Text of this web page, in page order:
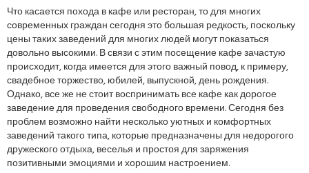
Что касается похода в кафе или ресторан, то для многих
современных граждан сегодня это большая редкость, поскольку
цены таких заведений для многих людей могут показаться
довольно высокими. В связи с этим посещение кафе зачастую
происходит, когда имеется для этого важный повод, к примеру,
свадебное торжество, юбилей, выпускной, день рождения.
Однако, все же не стоит воспринимать все кафе как дорогое
заведение для проведения свободного времени. Сегодня без
проблем возможно найти несколько уютных и комфортных
заведений такого типа, которые предназначены для недорогого
дружеского отдыха, веселья и простоя для заряжения
позитивными эмоциями и хорошим настроением.